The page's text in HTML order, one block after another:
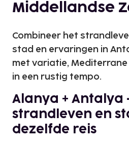
Middellandse
Combineer het
stad en ervaringen in
met variatie,
in een rustig tempo.
Alanya + Antalya
strandleven en
dezelfde reis